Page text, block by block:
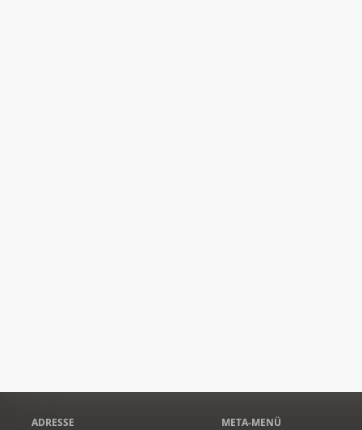
ADRESSE META-MENÜ